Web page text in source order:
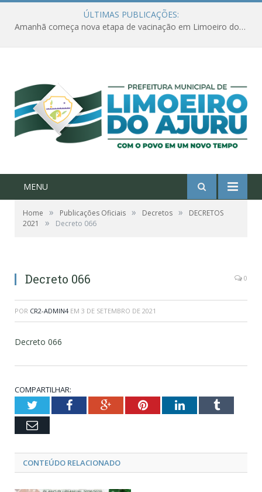
ÚLTIMAS PUBLICAÇÕES:
Amanhã começa nova etapa de vacinação em Limoeiro do Ajuru para idosos com 65 ou mais
MENU
Home » Publicações Oficiais » Decretos »
DECRETOS
2021
» Decreto 066
Decreto 066 0
POR CR2-ADMIN4 EM 3 DE SETEMBRO DE 2021
Decreto 066
COMPARTILHAR:
TwitterFacebookGoogle+PinterestLinkedInTumblr
Email
CONTEÚDO RELACIONADO